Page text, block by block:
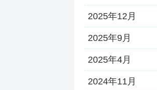
2025年12月
2025年9月
2025年4月
2024年11月